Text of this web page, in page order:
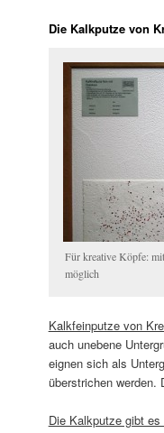
Die Kalkputze von
Für kreative Köpfe:
möglich
Kalkfeinputze von
auch unebene
eignen sich als
überstrichen werden.
Die Kalkputze gibt